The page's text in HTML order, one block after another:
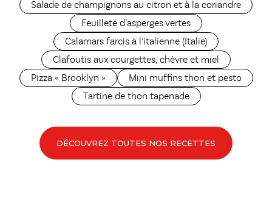
Salade de champignons au citron et à la coriandre
Feuilleté d’asperges vertes
Calamars farcis à l’italienne (Italie)
Clafoutis aux courgettes, chèvre et miel
Pizza « Brooklyn »
Mini muffins thon et pesto
Tartine de thon tapenade
DÉCOUVREZ TOUTES NOS RECETTES